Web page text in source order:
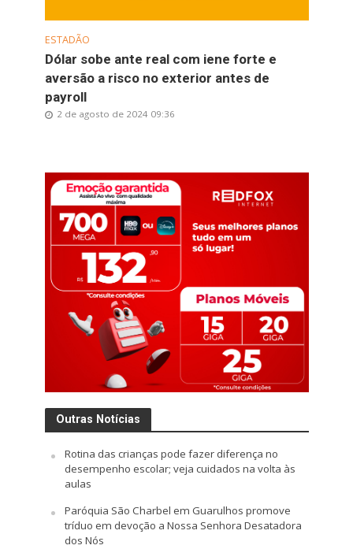
ESTADÃO
Dólar sobe ante real com iene forte e
aversão a risco no exterior antes de
payroll
2 de agosto de 2024 09:36
Outras Notícias
Rotina das crianças pode fazer diferença no
desempenho escolar; veja cuidados na volta às
aulas
Paróquia São Charbel em Guarulhos promove
tríduo em devoção a Nossa Senhora Desatadora
dos Nós